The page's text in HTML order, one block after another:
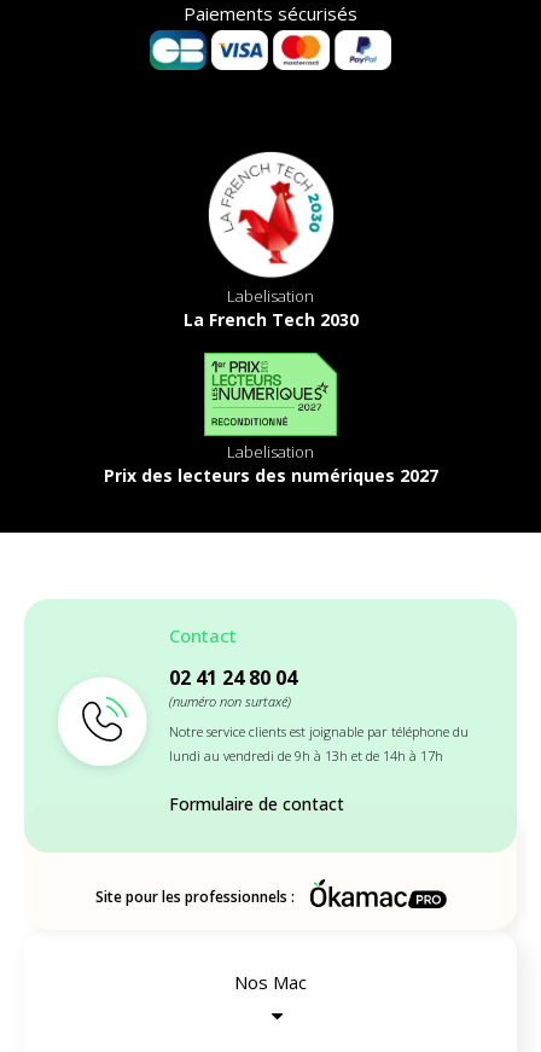
Paiements sécurisés
Labelisation
La French Tech 2030
Labelisation
Prix des lecteurs des numériques 2027
Contact
02 41 24 80 04
(numéro non surtaxé)
Notre service clients est joignable par téléphone du
lundi au vendredi de 9h à 13h et de 14h à 17h
Formulaire de contact
Site pour les professionnels :
Nos Mac